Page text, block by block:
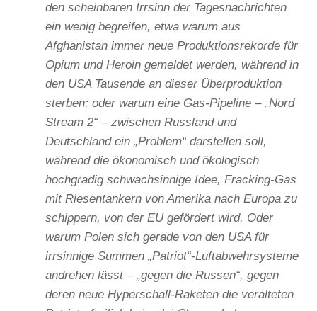
den scheinbaren Irrsinn der Tagesnachrichten
ein wenig begreifen, etwa warum aus
Afghanistan immer neue Produktionsrekorde für
Opium und Heroin gemeldet werden, während in
den USA Tausende an dieser Überproduktion
sterben; oder warum eine Gas-Pipeline – „Nord
Stream 2“ – zwischen Russland und
Deutschland ein „Problem“ darstellen soll,
während die ökonomisch und ökologisch
hochgradig schwachsinnige Idee, Fracking-Gas
mit Riesentankern von Amerika nach Europa zu
schippern, von der EU gefördert wird. Oder
warum Polen sich gerade von den USA für
irrsinnige Summen „Patriot“-Luftabwehrsysteme
andrehen lässt – „gegen die Russen“, gegen
deren neue Hyperschall-Raketen die veralteten